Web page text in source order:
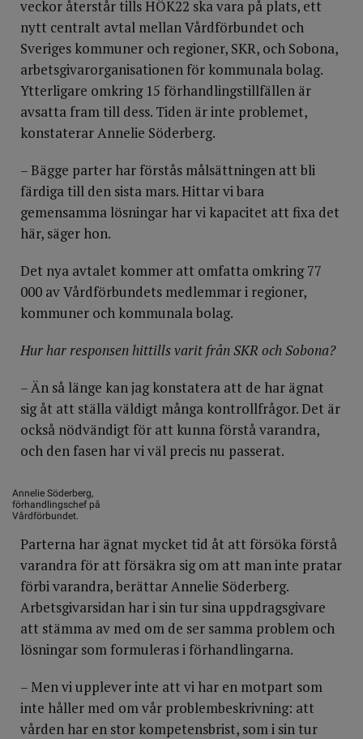
veckor återstår tills HÖK22 ska vara på plats, ett
nytt centralt avtal mellan Vårdförbundet och
Sveriges kommuner och regioner, SKR, och Sobona,
arbetsgivarorganisationen för kommunala bolag.
Ytterligare omkring 15 förhandlingstillfällen är
avsatta fram till dess. Tiden är inte problemet,
konstaterar Annelie Söderberg.
– Bägge parter har förstås målsättningen att bli
färdiga till den sista mars. Hittar vi bara
gemensamma lösningar har vi kapacitet att fixa det
här, säger hon.
Det nya avtalet kommer att omfatta omkring 77
000 av Vårdförbundets medlemmar i regioner,
kommuner och kommunala bolag.
Hur har responsen hittills varit från SKR och Sobona?
– Än så länge kan jag konstatera att de har ägnat
sig åt att ställa väldigt många kontrollfrågor. Det är
också nödvändigt för att kunna förstå varandra,
och den fasen har vi väl precis nu passerat.
Annelie Söderberg,
förhandlingschef på
Vårdförbundet.
Parterna har ägnat mycket tid åt att försöka förstå
varandra för att försäkra sig om att man inte pratar
förbi varandra, berättar Annelie Söderberg.
Arbetsgivarsidan har i sin tur sina uppdragsgivare
att stämma av med om de ser samma problem och
lösningar som formuleras i förhandlingarna.
– Men vi upplever inte att vi har en motpart som
inte håller med om vår problembeskrivning: att
vården har en stor kompetensbrist, som i sin tur